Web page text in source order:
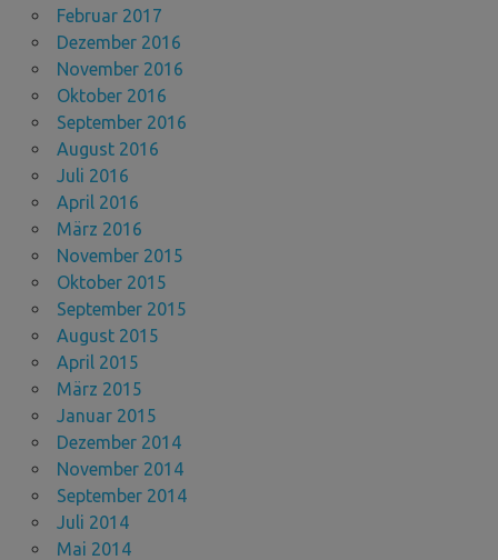
Februar 2017
Dezember 2016
November 2016
Oktober 2016
September 2016
August 2016
Juli 2016
April 2016
März 2016
November 2015
Oktober 2015
September 2015
August 2015
April 2015
März 2015
Januar 2015
Dezember 2014
November 2014
September 2014
Juli 2014
Mai 2014